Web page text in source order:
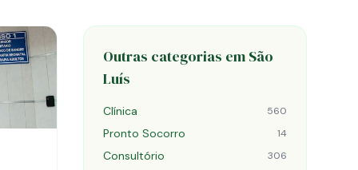
Outras categorias em São
Luís
Clínica 560
Pronto Socorro 14
Consultório 306